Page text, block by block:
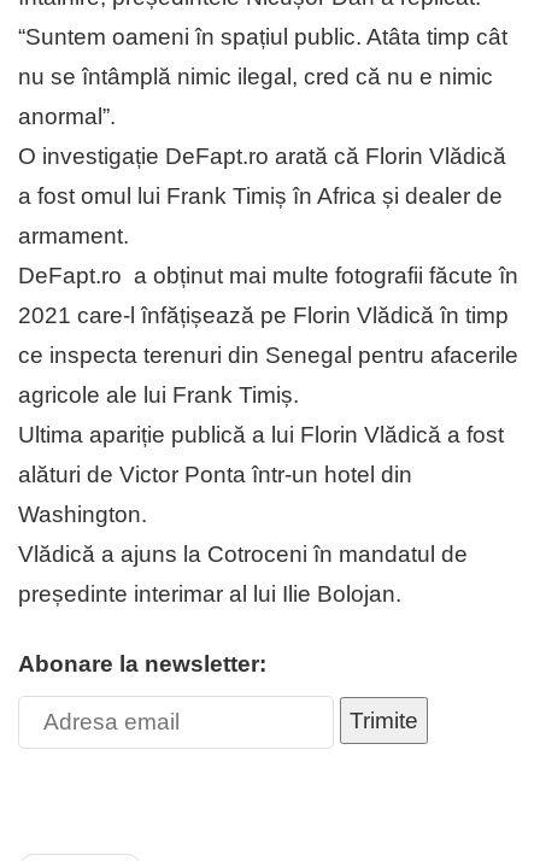
“Suntem oameni în spațiul public. Atâta timp cât
nu se întâmplă nimic ilegal, cred că nu e nimic
anormal”.
O investigație DeFapt.ro arată că Florin Vlădică
a fost omul lui Frank Timiș în Africa și dealer de
armament.
DeFapt.ro a obținut mai multe fotografii făcute în
2021 care-l înfățișează pe Florin Vlădică în timp
ce inspecta terenuri din Senegal pentru afacerile
agricole ale lui Frank Timiș.
Ultima apariție publică a lui Florin Vlădică a fost
alături de Victor Ponta într-un hotel din
Washington.
Vlădică a ajuns la Cotroceni în mandatul de
președinte interimar al lui Ilie Bolojan.
Abonare la newsletter:
Trimite